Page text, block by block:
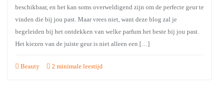
beschikbaar, en het kan soms overweldigend zijn om de perfecte geur te
vinden die bij jou past. Maar vrees niet, want deze blog zal je
begeleiden bij het ontdekken van welke parfum het beste bij jou past.
Het kiezen van de juiste geur is niet alleen een […]
Beauty 2 minimale leestijd